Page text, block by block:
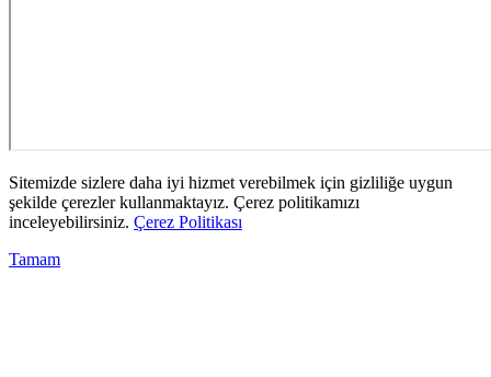
Sitemizde sizlere daha iyi hizmet verebilmek için gizliliğe uygun
şekilde çerezler kullanmaktayız. Çerez politikamızı
inceleyebilirsiniz. Çerez Politikası
Tamam